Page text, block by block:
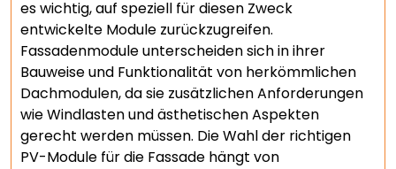
es wichtig, auf speziell für diesen Zweck
entwickelte Module zurückzugreifen.
Fassadenmodule unterscheiden sich in ihrer
Bauweise und Funktionalität von herkömmlichen
Dachmodulen, da sie zusätzlichen Anforderungen
wie Windlasten und ästhetischen Aspekten
gerecht werden müssen. Die Wahl der richtigen
PV-Module für die Fassade hängt von